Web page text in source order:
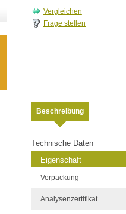
Frage stellen
Beschreibung
Technische Daten
Eigenschaft
Verpackung
Analysenzertifikat